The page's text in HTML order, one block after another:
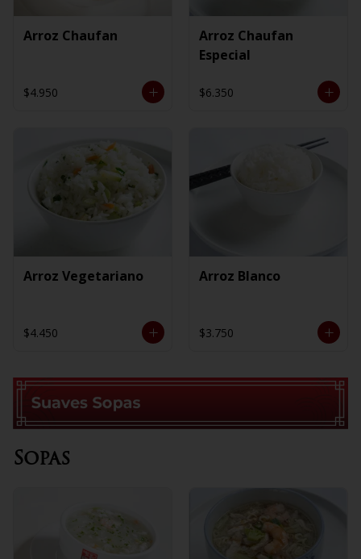
Arroz Chaufan
$4.950
Arroz Chaufan
Especial
$6.350
Arroz Vegetariano
$4.450
Arroz Blanco
$3.750
Sopas